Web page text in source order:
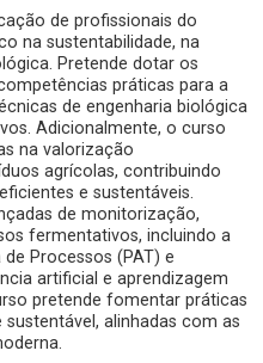
de profissionais do
na sustentabilidade, na
Pretende dotar os
práticas para a
de engenharia biológica
Adicionalmente, o curso
na valorização
agrícolas, contribuindo
e sustentáveis.
de monitorização,
fermentativos, incluindo a
Processos (PAT) e
artificial e aprendizagem
pretende fomentar práticas
alinhadas com as